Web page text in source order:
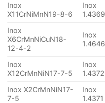
Inox
X11CrNiMnN19-8-6
Inox
1.4369
Inox
X6CrMnNiCuN18-
12-4-2
Inox
1.4646
Inox
X12CrMnNiN17-7-5
Inox
1.4372
Inox X2CrMnNiN17-
7-5
Inox
1.4371